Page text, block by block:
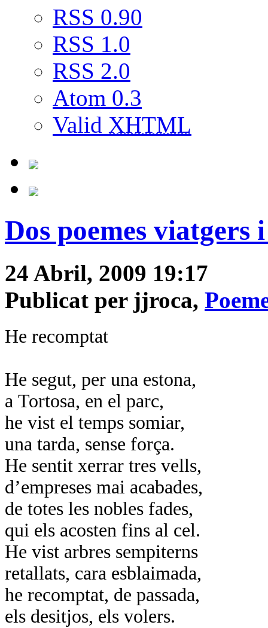
RSS 0.90
RSS 1.0
RSS 2.0
Atom 0.3
Valid XHTML
Dos poemes viatgers
24 Abril, 2009 19:17
Publicat per jjroca,
He recomptat
He segut, per una estona,
a Tortosa, en el parc,
he vist el temps somiar,
una tarda, sense força.
He sentit xerrar tres vells,
d’empreses mai acabades,
de totes les nobles fades,
qui els acosten fins al cel.
He vist arbres sempiterns
retallats, cara esblaimada,
he recomptat, de passada,
els desitjos, els volers.